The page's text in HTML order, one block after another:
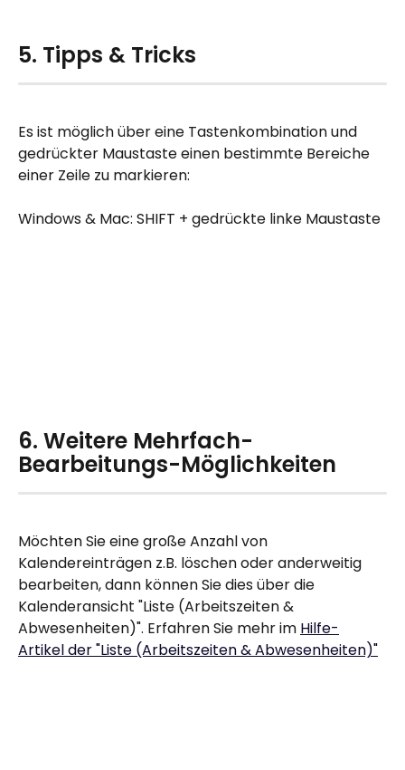
5. Tipps & Tricks
Es ist möglich über eine Tastenkombination und
gedrückter Maustaste einen bestimmte Bereiche
einer Zeile zu markieren:
Windows & Mac: SHIFT + gedrückte linke Maustaste
6. Weitere Mehrfach-
Bearbeitungs-Möglichkeiten
Möchten Sie eine große Anzahl von
Kalendereinträgen z.B. löschen oder anderweitig
bearbeiten, dann können Sie dies über die
Kalenderansicht "Liste (Arbeitszeiten &
Abwesenheiten)". Erfahren Sie mehr im Hilfe-
Artikel der "Liste (Arbeitszeiten & Abwesenheiten)"